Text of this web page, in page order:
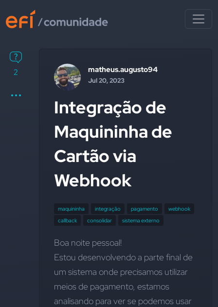
2 matheus.augusto94
Jul 20, 2023
Integração de
Maquininha de
Cartão via
Webhook
maquininha integração pagamento
webhook
callback
consolidar sistema externo
Boa noite pessoal!
Estou desenvolvendo a parte final de
um sistema onde precisamos utilizar
meios de pagamento, estamos
analisando para ver se podemos usar